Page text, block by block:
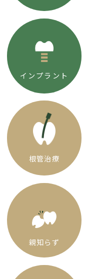
インプラント
根管治療
親知らず